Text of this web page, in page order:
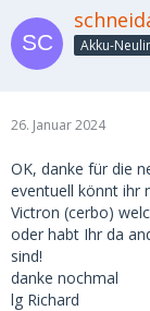
Akku-
26. Januar 2024
OK, danke für die
eventuell könnt ihr
Victron (cerbo)
oder habt Ihr da
sind!
danke nochmal
lg Richard